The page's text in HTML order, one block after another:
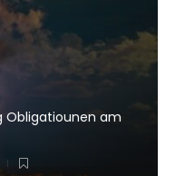
Obligatiounen am